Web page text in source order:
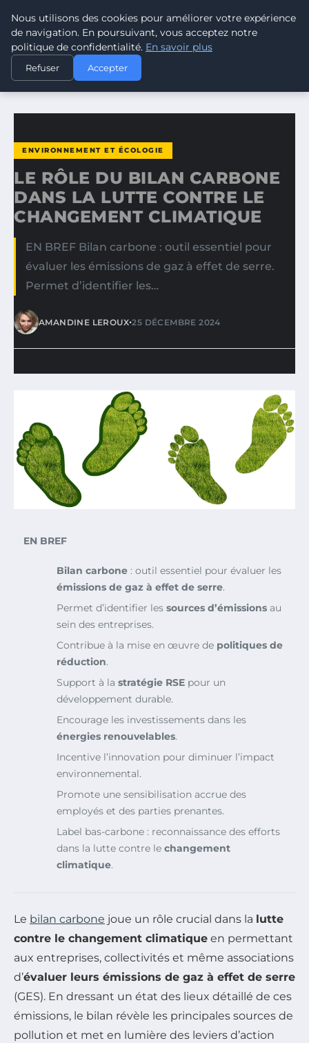
CLIMATE GUARDIAN
ACCUEIL
ENVIRONNEMENT ET ÉCOLOGIE
LE RÔLE DU BILAN CARBONE DANS LA LUTTE CONTRE LE…
ENVIRONNEMENT ET ÉCOLOGIE
LE RÔLE DU BILAN CARBONE
DANS LA LUTTE CONTRE LE
CHANGEMENT CLIMATIQUE
EN BREF Bilan carbone : outil essentiel pour
évaluer les émissions de gaz à effet de serre.
Permet d’identifier les…
AMANDINE LEROUX•25 DÉCEMBRE 2024
EN BREF
Bilan carbone : outil essentiel pour évaluer les
émissions de gaz à effet de serre.
Permet d’identifier les sources d’émissions au
sein des entreprises.
Contribue à la mise en œuvre de politiques de
réduction.
Support à la stratégie RSE pour un
développement durable.
Encourage les investissements dans les
énergies renouvelables.
Incentive l’innovation pour diminuer l’impact
environnemental.
Promote une sensibilisation accrue des
employés et des parties prenantes.
Label bas-carbone : reconnaissance des efforts
dans la lutte contre le changement
climatique.
Le bilan carbone joue un rôle crucial dans la lutte
contre le changement climatique en permettant
aux entreprises, collectivités et même associations
d’évaluer leurs émissions de gaz à effet de serre
(GES). En dressant un état des lieux détaillé de ces
émissions, le bilan révèle les principales sources de
pollution et met en lumière des leviers d’action
Nous utilisons des cookies pour améliorer votre expérience
de navigation. En poursuivant, vous acceptez notre
politique de confidentialité. En savoir plus
Refuser Accepter